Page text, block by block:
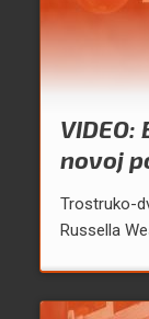
novoj
Trostruko-
Russella